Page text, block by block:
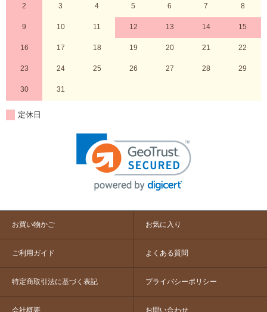
2 3 4 5 6 7 8
9 10 11 12 13 14 15
16 17 18 19 20 21 22
23 24 25 26 27 28 29
30 31
定休日
お買い物かご お気に入り
ご利用ガイド よくある質問
特定商取引法に基づく表記 プライバシーポリシー
会社概要 お問い合わせ